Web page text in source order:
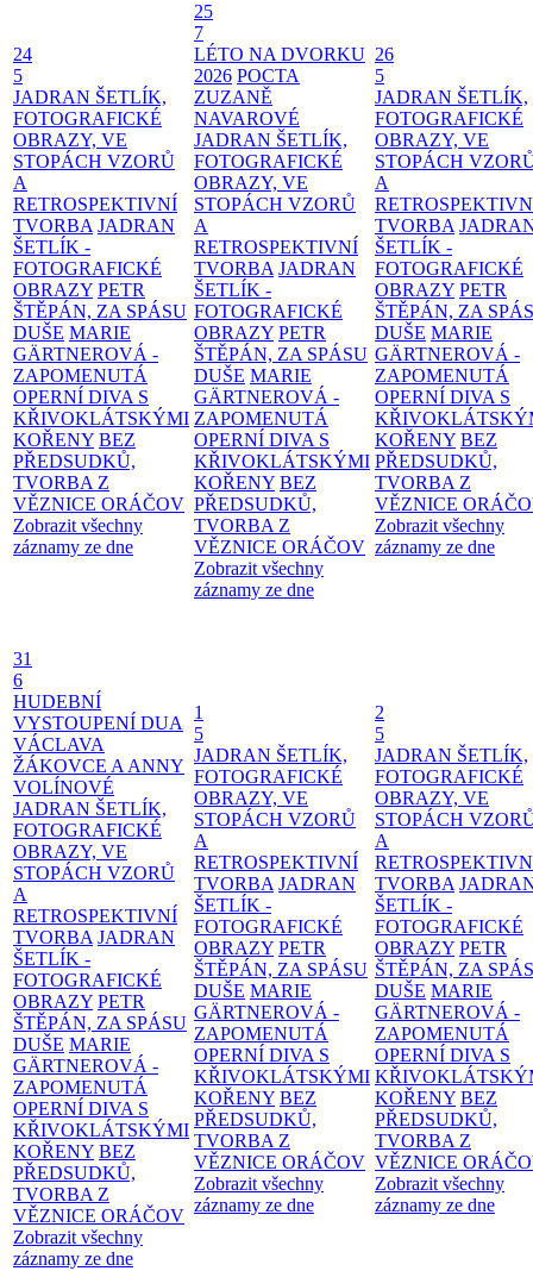
24
5
JADRAN ŠETLÍK,
FOTOGRAFICKÉ
OBRAZY, VE
STOPÁCH VZORŮ
A
RETROSPEKTIVNÍ
TVORBA JADRAN
ŠETLÍK -
FOTOGRAFICKÉ
OBRAZY PETR
ŠTĚPÁN, ZA SPÁSU
DUŠE MARIE
GÄRTNEROVÁ -
ZAPOMENUTÁ
OPERNÍ DIVA S
KŘIVOKLÁTSKÝMI
KOŘENY BEZ
PŘEDSUDKŮ,
TVORBA Z
VĚZNICE ORÁČOV
Zobrazit všechny
záznamy ze dne
25
7
LÉTO NA DVORKU
2026 POCTA
ZUZANĚ
NAVAROVÉ
JADRAN ŠETLÍK,
FOTOGRAFICKÉ
OBRAZY, VE
STOPÁCH VZORŮ
A
RETROSPEKTIVNÍ
TVORBA JADRAN
ŠETLÍK -
FOTOGRAFICKÉ
OBRAZY PETR
ŠTĚPÁN, ZA SPÁSU
DUŠE MARIE
GÄRTNEROVÁ -
ZAPOMENUTÁ
OPERNÍ DIVA S
KŘIVOKLÁTSKÝMI
KOŘENY BEZ
PŘEDSUDKŮ,
TVORBA Z
VĚZNICE ORÁČOV
Zobrazit všechny
záznamy ze dne
26
5
JADRAN ŠETLÍK,
FOTOGRAFICKÉ
OBRAZY, VE
STOPÁCH
A
TVORBA
ŠETLÍK -
FOTOGRAFICKÉ
OBRAZY PETR
ŠTĚPÁN, ZA
DUŠE MARIE
GÄRTNEROVÁ -
ZAPOMENUTÁ
OPERNÍ DIVA S
KOŘENY BEZ
PŘEDSUDKŮ,
TVORBA Z
VĚZNICE
Zobrazit všechny
záznamy ze dne
31
6
HUDEBNÍ
VYSTOUPENÍ DUA
VÁCLAVA
ŽÁKOVCE A ANNY
VOLÍNOVÉ
JADRAN ŠETLÍK,
FOTOGRAFICKÉ
OBRAZY, VE
STOPÁCH VZORŮ
A
RETROSPEKTIVNÍ
TVORBA JADRAN
ŠETLÍK -
FOTOGRAFICKÉ
OBRAZY PETR
ŠTĚPÁN, ZA SPÁSU
DUŠE MARIE
GÄRTNEROVÁ -
ZAPOMENUTÁ
OPERNÍ DIVA S
KŘIVOKLÁTSKÝMI
KOŘENY BEZ
PŘEDSUDKŮ,
TVORBA Z
VĚZNICE ORÁČOV
Zobrazit všechny
záznamy ze dne
1
5
JADRAN ŠETLÍK,
FOTOGRAFICKÉ
OBRAZY, VE
STOPÁCH VZORŮ
A
RETROSPEKTIVNÍ
TVORBA JADRAN
ŠETLÍK -
FOTOGRAFICKÉ
OBRAZY PETR
ŠTĚPÁN, ZA SPÁSU
DUŠE MARIE
GÄRTNEROVÁ -
ZAPOMENUTÁ
OPERNÍ DIVA S
KŘIVOKLÁTSKÝMI
KOŘENY BEZ
PŘEDSUDKŮ,
TVORBA Z
VĚZNICE ORÁČOV
Zobrazit všechny
záznamy ze dne
2
5
JADRAN ŠETLÍK,
FOTOGRAFICKÉ
OBRAZY, VE
STOPÁCH
A
TVORBA
ŠETLÍK -
FOTOGRAFICKÉ
OBRAZY PETR
ŠTĚPÁN, ZA
DUŠE MARIE
GÄRTNEROVÁ -
ZAPOMENUTÁ
OPERNÍ DIVA S
KOŘENY BEZ
PŘEDSUDKŮ,
TVORBA Z
VĚZNICE
Zobrazit všechny
záznamy ze dne